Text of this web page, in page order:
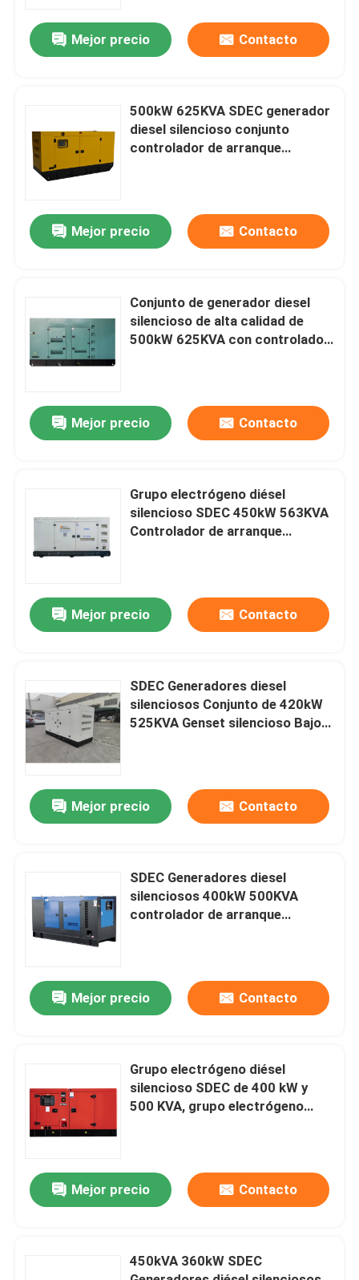
Hogar
Vídeos
Viaje de la fábrica
Control de calidad
Pida una cita
Generadores diesel de Cummins
Generador diesel de Fawde
datos/construcción
Mejor precio Contacto
500kW 625KVA SDEC generador
diesel silencioso conjunto
controlador de arranque
Mejor precio
Contacto
Conjunto de generador diesel
silencioso de alta calidad de
500kW 625KVA con controlador
Mejor precio
Contacto
Grupo electrógeno diésel
silencioso SDEC 450kW 563KVA
Controlador de arranque
Mejor precio
Contacto
SDEC Generadores diesel
silenciosos Conjunto de 420kW
525KVA Genset silencioso Bajo
día, los 7 días de la semana
Mejor precio Contacto
SDEC Generadores diesel
silenciosos 400kW 500KVA
controlador de arranque
Mejor precio
Contacto
Grupo electrógeno diésel
silencioso SDEC de 400 kW y
500 KVA, grupo electrógeno
fábrica
Mejor precio Contacto
450kVA 360kW SDEC